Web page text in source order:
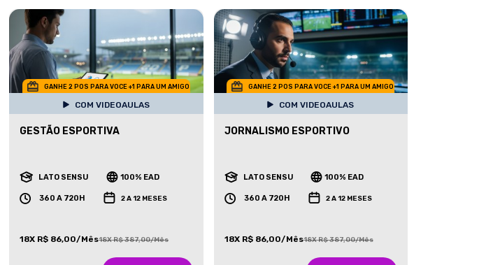
GANHE 2 POS PARA VOCE +1 PARA UM AMIGO
COM VIDEOAULAS
GESTÃO ESPORTIVA
LATO SENSU 100% EAD
360 A 720H 2 A 12 MESES
18X R$ 86,00/Mês18X R$ 387,00/Mês
GANHE 2 POS PARA VOCE +1 PARA UM AMIGO
COM VIDEOAULAS
JORNALISMO ESPORTIVO
LATO SENSU 100% EAD
360 A 720H 2 A 12 MESES
18X R$ 86,00/Mês18X R$ 387,00/Mês